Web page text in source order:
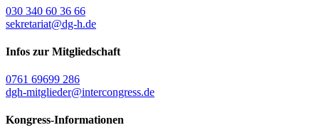
030 340 60 36 66
sekretariat@dg-h.de
Infos zur Mitgliedschaft
0761 69699 286
dgh-mitglieder@intercongress.de
Kongress-Informationen